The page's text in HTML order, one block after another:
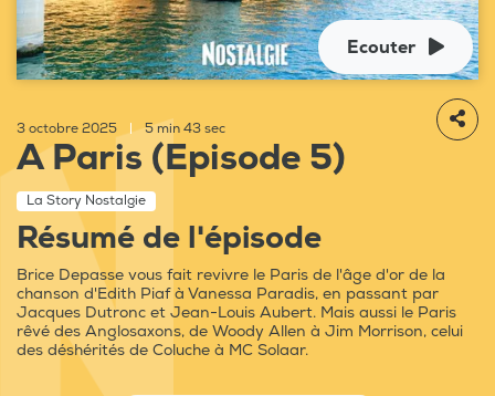
Ecouter
3 octobre 2025 | 5 min 43 sec
A Paris (Episode 5)
La Story Nostalgie
Résumé de l'épisode
Brice Depasse vous fait revivre le Paris de l'âge d'or de la
chanson d'Edith Piaf à Vanessa Paradis, en passant par
Jacques Dutronc et Jean-Louis Aubert. Mais aussi le Paris
rêvé des Anglosaxons, de Woody Allen à Jim Morrison, celui
des déshérités de Coluche à MC Solaar.